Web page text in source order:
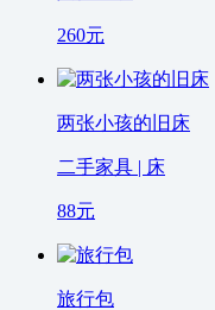
260元
两张小孩的旧床
二手家具 | 床
88元
旅行包